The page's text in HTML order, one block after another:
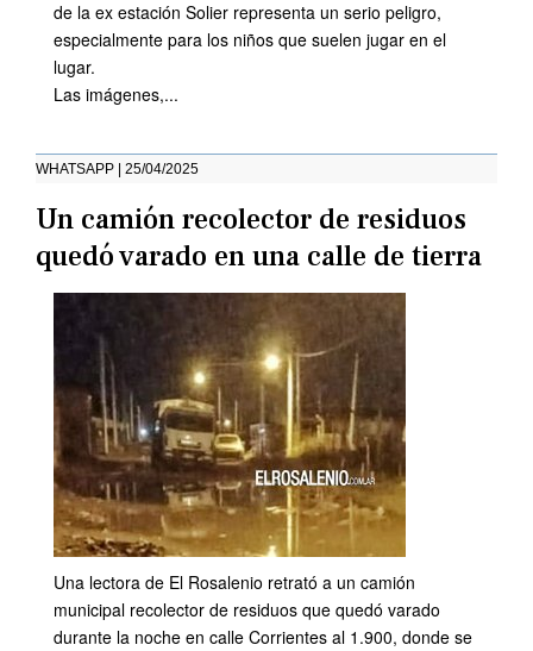
de la ex estación Solier representa un serio peligro,
especialmente para los niños que suelen jugar en el
lugar.
Las imágenes,...
WHATSAPP | 25/04/2025
Un camión recolector de residuos
quedó varado en una calle de tierra
Una lectora de El Rosalenio retrató a un camión
municipal recolector de residuos que quedó varado
durante la noche en calle Corrientes al 1.900, donde se